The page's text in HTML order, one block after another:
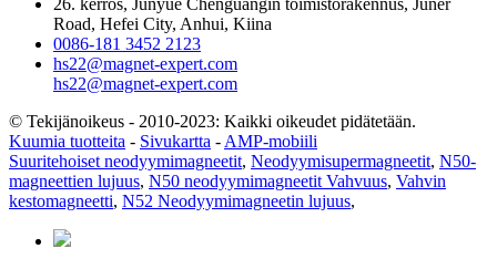
Road, Hefei City, Anhui, Kiina
0086-181 3452 2123
hs22@magnet-expert.com
hs22@magnet-expert.com
© Tekijänoikeus - 2010-2023: Kaikki oikeudet pidätetään.
Kuumia tuotteita - Sivukartta - AMP-mobiili
Suuritehoiset neodyymimagneetit, Neodyymisupermagneetit, N50-
magneettien lujuus, N50 neodyymimagneetit Vahvuus, Vahvin
kestomagneetti, N52 Neodyymimagneetin lujuus,